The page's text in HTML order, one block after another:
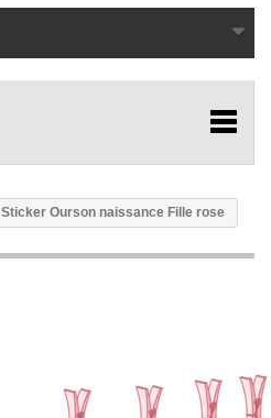
Sticker Ourson naissance Fille rose